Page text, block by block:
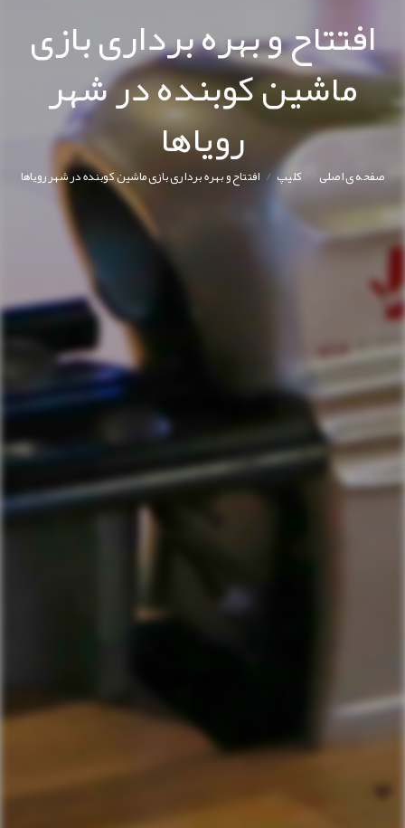
افتتاح و بهره برداری بازی
ماشین کوبنده در شهر
رویاها
صفحه ی اصلی/ کليپ/افتتاح و بهره برداری بازی ماشین کوبنده در شهر رویاها